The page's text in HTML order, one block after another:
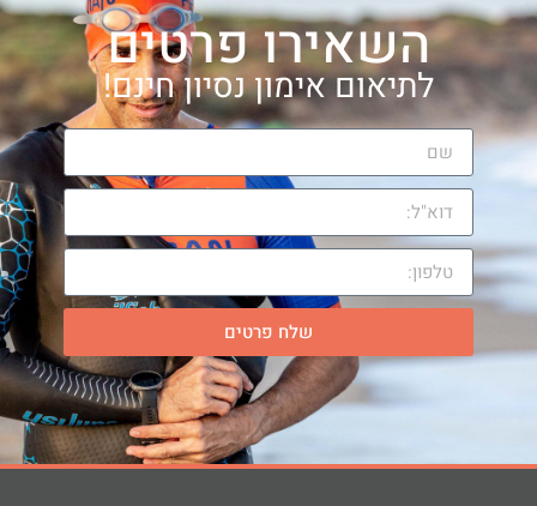
השאירו פרטים
לתיאום אימון נסיון חינם!
שלח פרטים